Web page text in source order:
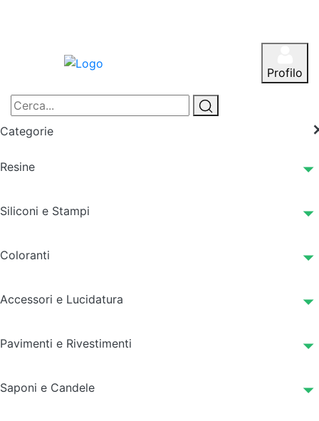
Profilo
Categorie
Resine
Siliconi e Stampi
Coloranti
Accessori e Lucidatura
Pavimenti e Rivestimenti
Saponi e Candele